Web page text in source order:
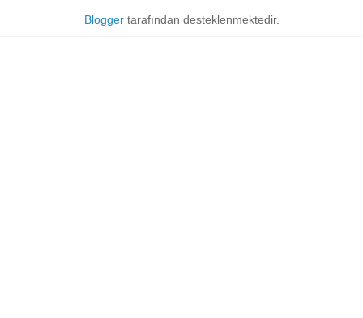
Bloggertarafından desteklenmektedir.